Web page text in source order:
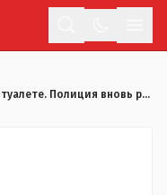
Получил травму в туалете. Полиция вновь расследует увечье ребенка в центре соцуслуг Костаная